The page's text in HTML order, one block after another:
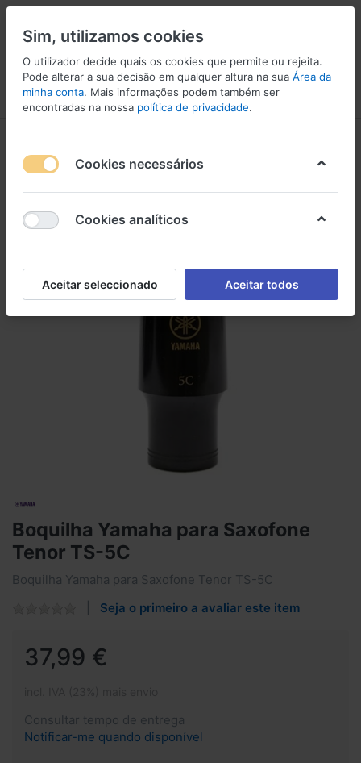
Menu Iniciar sessão Comparar Lista de Desejos
Boquilha Yamaha para Saxofone
Tenor TS-5C
Boquilha Yamaha para Saxofone Tenor TS-5C
Seja o primeiro a avaliar este item
37,99 €
Consultar tempo de entrega
Notificar-me quando disponível
Sim, utilizamos cookies
O utilizador decide quais os cookies que permite ou rejeita.
Pode alterar a sua decisão em qualquer altura na sua Área da
minha conta. Mais informações podem também ser
encontradas na nossa política de privacidade.
Cookies necessários
Cookies analíticos
Aceitar seleccionado Aceitar todos